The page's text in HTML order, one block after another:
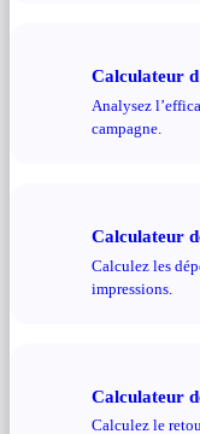
Calculateur
Analysez
campagne.
Calculateur
Calculez les
impressions.
Calculateur
Calculez le